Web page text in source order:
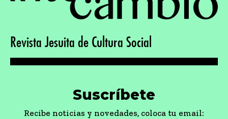
Revista Jesuita de Cultura Social
Suscríbete
Recibe noticias y novedades, coloca tu email: